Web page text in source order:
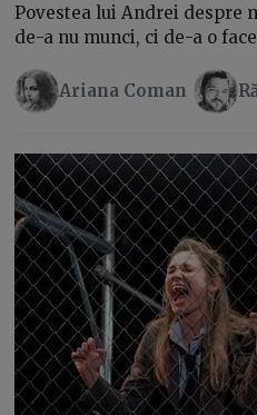
Povestea lui Andrei despre
de-a nu munci, ci de-a o
Ariana Coman